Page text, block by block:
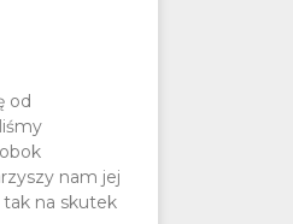
od
nam jej
tak na skutek